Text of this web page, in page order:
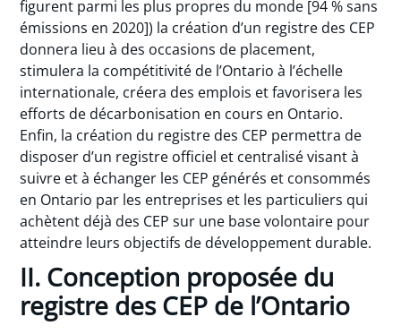
figurent parmi les plus propres du monde [94 % sans
émissions en 2020]) la création d’un registre des CEP
donnera lieu à des occasions de placement,
stimulera la compétitivité de l’Ontario à l’échelle
internationale, créera des emplois et favorisera les
efforts de décarbonisation en cours en Ontario.
Enfin, la création du registre des CEP permettra de
disposer d’un registre officiel et centralisé visant à
suivre et à échanger les CEP générés et consommés
en Ontario par les entreprises et les particuliers qui
achètent déjà des CEP sur une base volontaire pour
atteindre leurs objectifs de développement durable.
II. Conception proposée du
registre des CEP de l’Ontario